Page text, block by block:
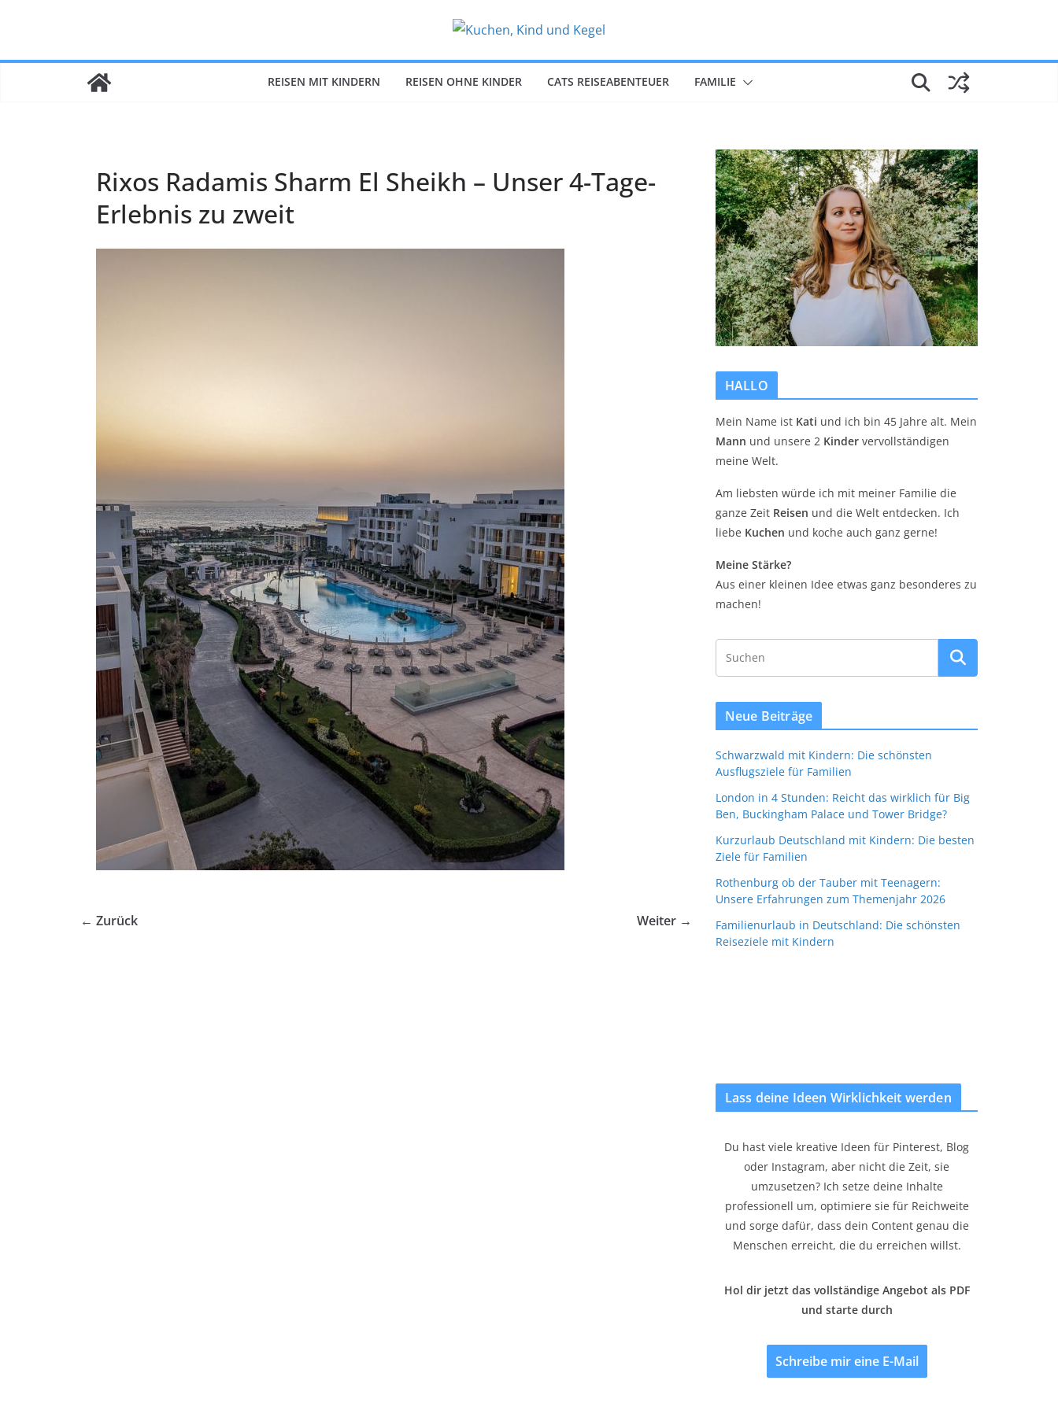
REISEN MIT KINDERN REISEN OHNE KINDER CATS REISEABENTEUER FAMILIE
Rixos Radamis Sharm El Sheikh – Unser 4-Tage-
Erlebnis zu zweit
← Zurück Weiter →
HALLO
Mein Name ist Kati und ich bin 45 Jahre alt. Mein
Mann und unsere 2 Kinder vervollständigen
meine Welt.
Am liebsten würde ich mit meiner Familie die
ganze Zeit Reisen und die Welt entdecken. Ich
liebe Kuchen und koche auch ganz gerne!
Meine Stärke?
Aus einer kleinen Idee etwas ganz besonderes zu
machen!
Neue Beiträge
Schwarzwald mit Kindern: Die schönsten
Ausflugsziele für Familien
London in 4 Stunden: Reicht das wirklich für Big
Ben, Buckingham Palace und Tower Bridge?
Kurzurlaub Deutschland mit Kindern: Die besten
Ziele für Familien
Rothenburg ob der Tauber mit Teenagern:
Unsere Erfahrungen zum Themenjahr 2026
Familienurlaub in Deutschland: Die schönsten
Reiseziele mit Kindern
Lass deine Ideen Wirklichkeit werden
Du hast viele kreative Ideen für Pinterest, Blog
oder Instagram, aber nicht die Zeit, sie
umzusetzen? Ich setze deine Inhalte
professionell um, optimiere sie für Reichweite
und sorge dafür, dass dein Content genau die
Menschen erreicht, die du erreichen willst.
Hol dir jetzt das vollständige Angebot als PDF
und starte durch
Schreibe mir eine E-Mail